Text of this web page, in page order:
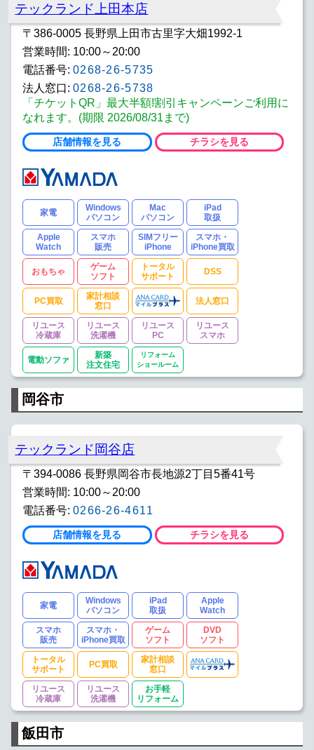
テックランド上田本店
〒386-0005 長野県上田市古里字大畑1992-1
営業時間: 10:00～20:00
電話番号: 0268-26-5735
法人窓口: 0268-26-5738
「チケットQR」最大半額!割引キャンペーンご利用に
なれます。(期限 2026/08/31まで)
店舗情報を見る チラシを見る
家電
Windows
パソコン
Mac
パソコン
iPad
取扱
Apple
Watch
スマホ
販売
SIMフリー
iPhone
スマホ・
iPhone買取
おもちゃ
ゲーム
ソフト
トータル
サポート
DSS
PC買取
家計相談
窓口
法人窓口
リユース
冷蔵庫
リユース
洗濯機
リユース
PC
リユース
スマホ
電動ソファ
新築
注文住宅
リフォーム
ショールーム
岡谷市
テックランド岡谷店
〒394-0086 長野県岡谷市長地源2丁目5番41号
営業時間: 10:00～20:00
電話番号: 0266-26-4611
店舗情報を見る チラシを見る
家電
Windows
パソコン
iPad
取扱
Apple
Watch
スマホ
販売
スマホ・
iPhone買取
ゲーム
ソフト
DVD
ソフト
トータル
サポート
PC買取
家計相談
窓口
リユース
冷蔵庫
リユース
洗濯機
お手軽
リフォーム
飯田市